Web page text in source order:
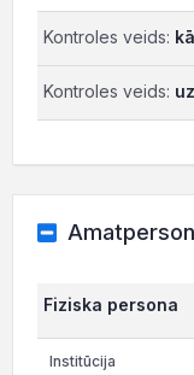
Kontroles veids:
Kontroles veids:
Fiziska persona